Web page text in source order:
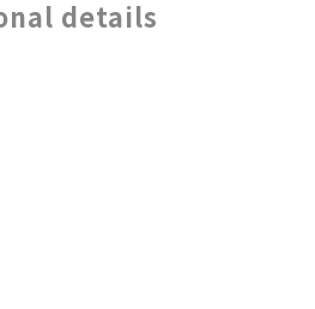
details